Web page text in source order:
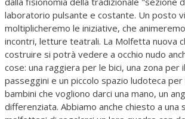
laboratorio pulsante e costante. Un posto
moltiplicheremo le iniziative, che
incontri, letture teatrali. La Molfetta nuova
costruire si potrà vedere a occhio nudo
cose: una raggiera per le bici, una zona per
passeggini e un piccolo spazio ludoteca per
bambini che vogliono darci una mano, un
differenziata. Abbiamo anche chiesto a una